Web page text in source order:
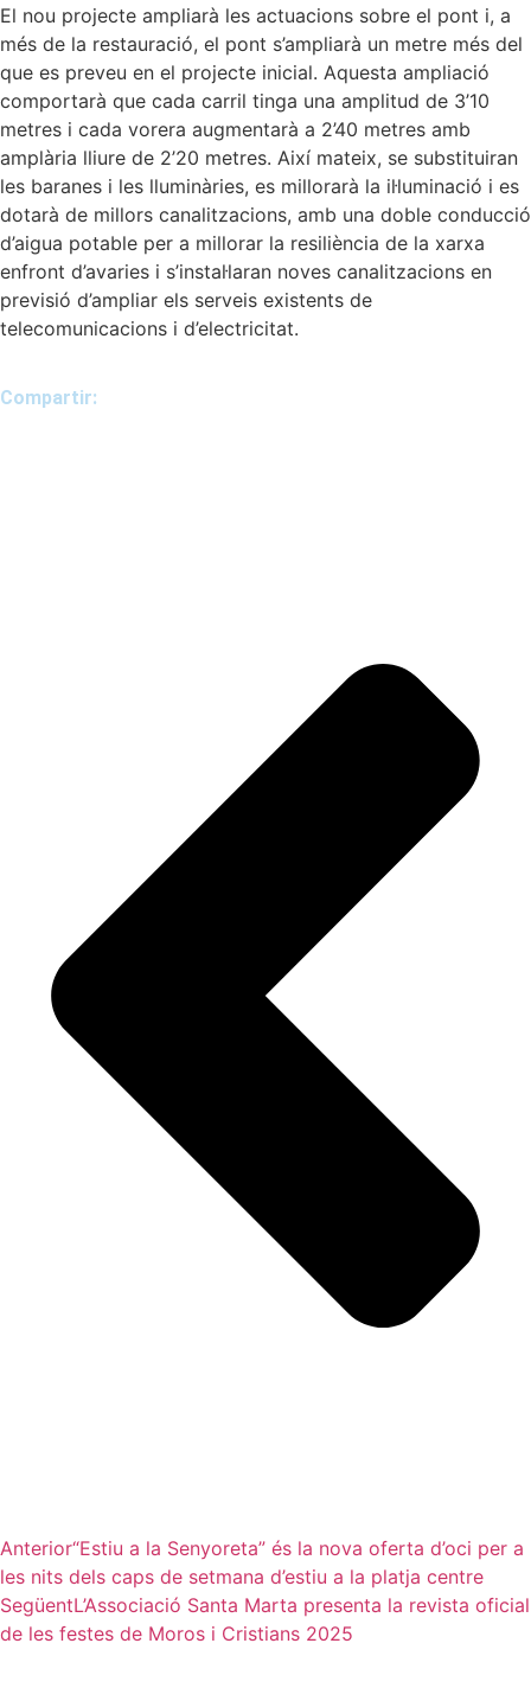
El nou projecte ampliarà les actuacions sobre el pont i, a
més de la restauració, el pont s’ampliarà un metre més del
que es preveu en el projecte inicial. Aquesta ampliació
comportarà que cada carril tinga una amplitud de 3’10
metres i cada vorera augmentarà a 2’40 metres amb
amplària lliure de 2’20 metres. Així mateix, se substituiran
les baranes i les lluminàries, es millorarà la il·luminació i es
dotarà de millors canalitzacions, amb una doble conducció
d’aigua potable per a millorar la resiliència de la xarxa
enfront d’avaries i s’instal·laran noves canalitzacions en
previsió d’ampliar els serveis existents de
telecomunicacions i d’electricitat.
Compartir:
Anterior“Estiu a la Senyoreta” és la nova oferta d’oci per a
les nits dels caps de setmana d’estiu a la platja centre
SegüentL’Associació Santa Marta presenta la revista oficial
de les festes de Moros i Cristians 2025